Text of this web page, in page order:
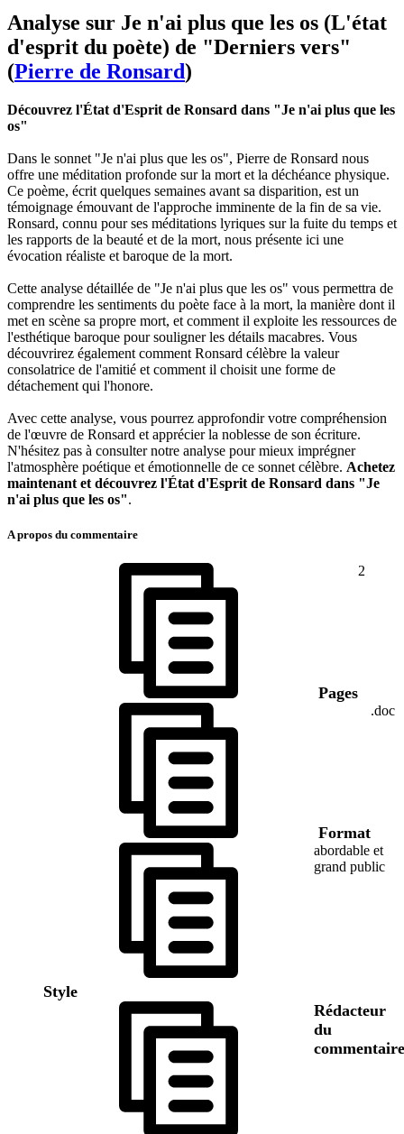
Analyse sur Je n'ai plus que les os (L'état
d'esprit du poète) de "Derniers vers"
(Pierre de Ronsard)
Découvrez l'État d'Esprit de Ronsard dans "Je n'ai plus que les
os"
Dans le sonnet "Je n'ai plus que les os", Pierre de Ronsard nous
offre une méditation profonde sur la mort et la déchéance physique.
Ce poème, écrit quelques semaines avant sa disparition, est un
témoignage émouvant de l'approche imminente de la fin de sa vie.
Ronsard, connu pour ses méditations lyriques sur la fuite du temps et
les rapports de la beauté et de la mort, nous présente ici une
évocation réaliste et baroque de la mort.
Cette analyse détaillée de "Je n'ai plus que les os" vous permettra de
comprendre les sentiments du poète face à la mort, la manière dont il
met en scène sa propre mort, et comment il exploite les ressources de
l'esthétique baroque pour souligner les détails macabres. Vous
découvrirez également comment Ronsard célèbre la valeur
consolatrice de l'amitié et comment il choisit une forme de
détachement qui l'honore.
Avec cette analyse, vous pourrez approfondir votre compréhension
de l'œuvre de Ronsard et apprécier la noblesse de son écriture.
N'hésitez pas à consulter notre analyse pour mieux imprégner
l'atmosphère poétique et émotionnelle de ce sonnet célèbre. Achetez
maintenant et découvrez l'État d'Esprit de Ronsard dans "Je
n'ai plus que les os".
A propos du commentaire
Pages
2
Format
.doc
Style
abordable et
grand public
Rédacteur
du
commentaire